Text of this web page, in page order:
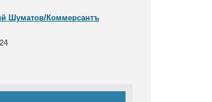
Шуматов/Коммерсантъ